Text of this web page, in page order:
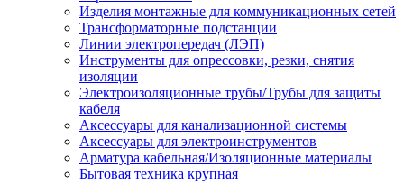
Изделия монтажные для коммуникационных сетей
Трансформаторные подстанции
Линии электропередач (ЛЭП)
Инструменты для опрессовки, резки, снятия
изоляции
Электроизоляционные трубы/Трубы для защиты
кабеля
Аксессуары для канализационной системы
Аксессуары для электроинструментов
Арматура кабельная/Изоляционные материалы
Бытовая техника крупная